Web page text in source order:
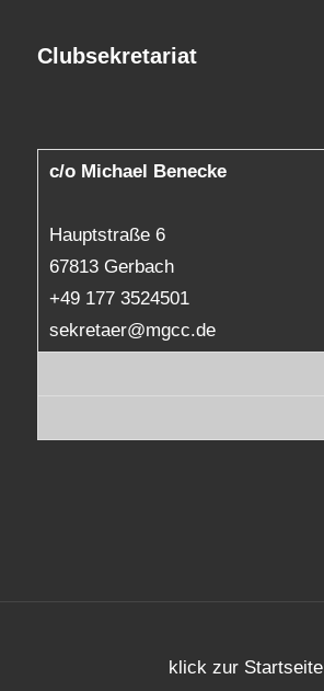
Clubsekretariat
c/o Michael Benecke
Hauptstraße 6
67813 Gerbach
+49 177 3524501
sekretaer@mgcc.de
klick zur Startseite